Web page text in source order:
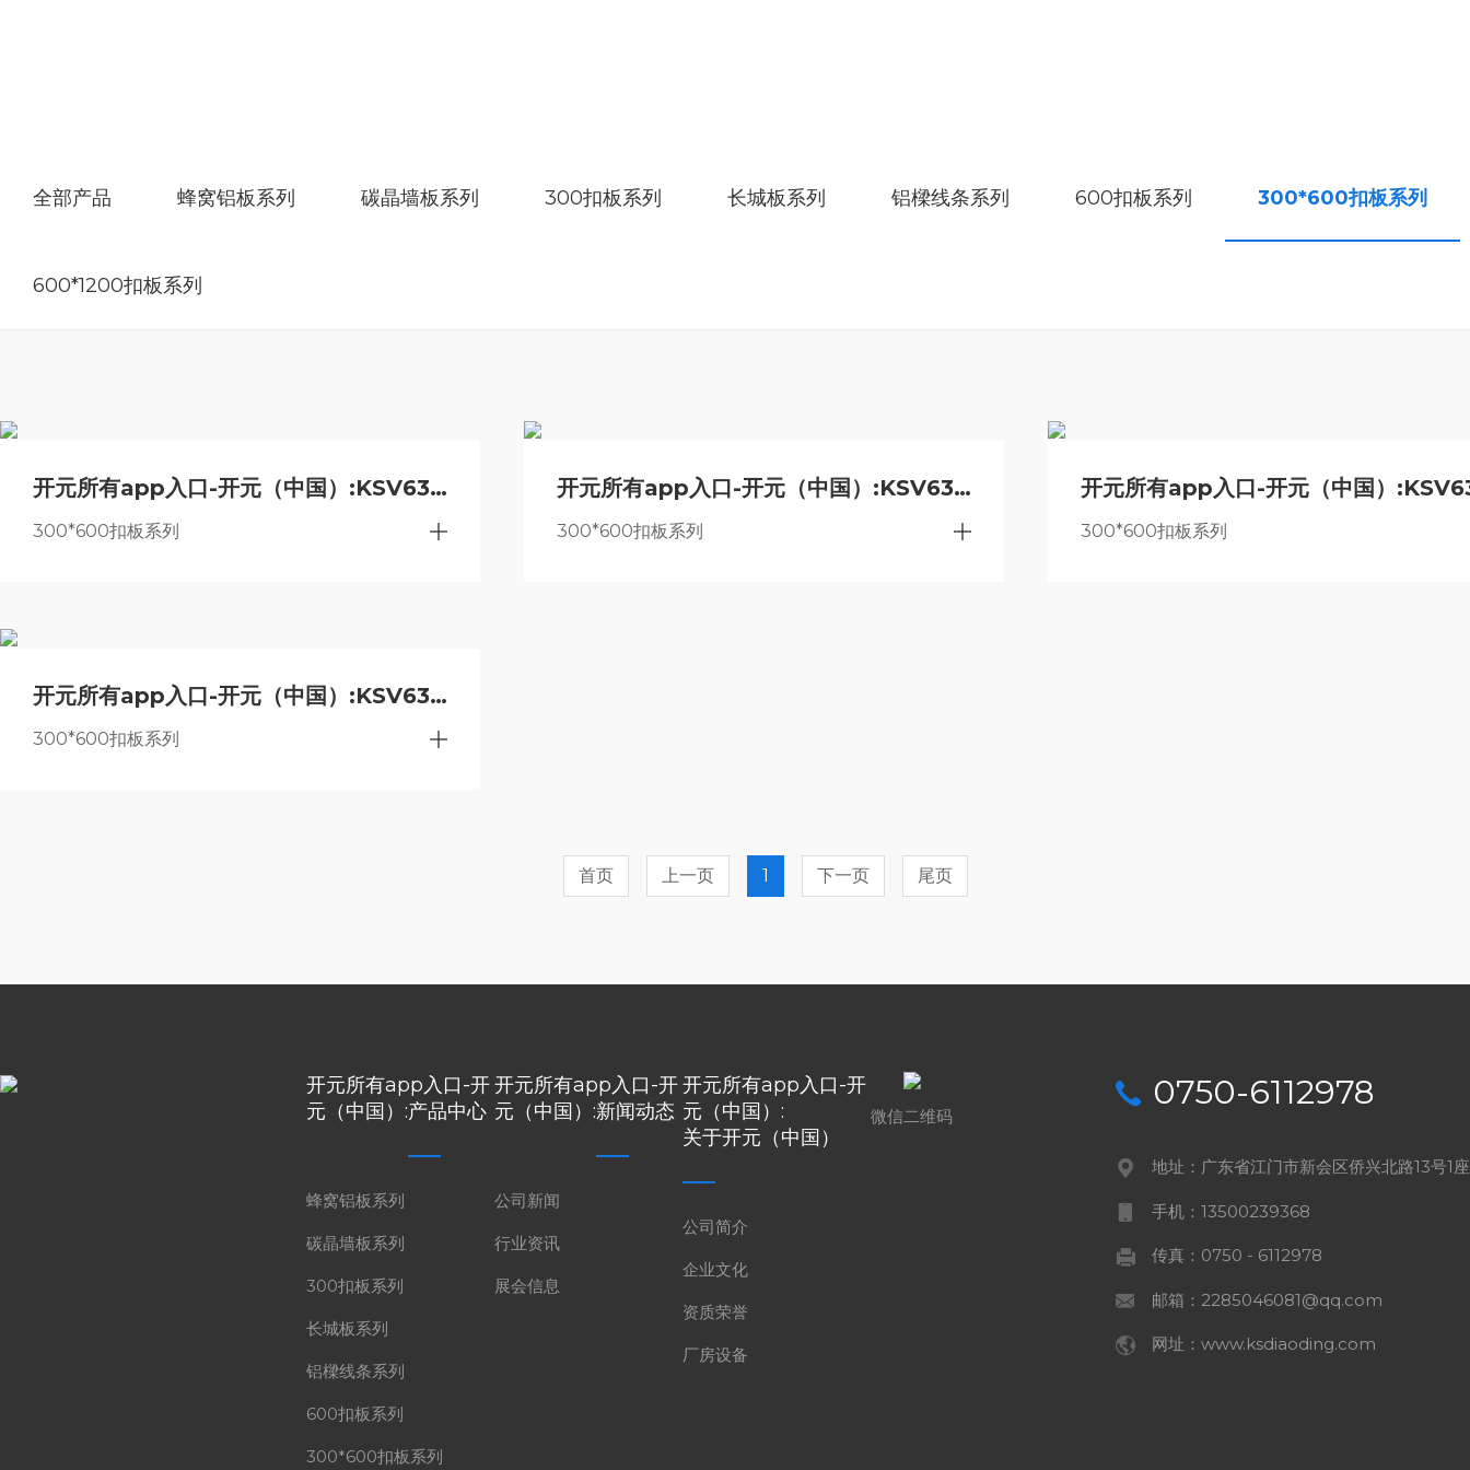
全部产品 蜂窝铝板系列 碳晶墙板系列 300扣板系列 长城板系列 铝樑线条系列 600扣板系列 300*600扣板系列
600*1200扣板系列
开元所有app入口-开元（中国）:KSV63005 月鸣风清
300*600扣板系列
开元所有app入口-开元（中国）:KSV63004 玉海仁声
300*600扣板系列
开元所有app入口-开元（中国）:KSV63003 星耀
300*600扣板系列
开元所有app入口-开元（中国）:KSV63001 哑白（无边）
300*600扣板系列
首页 上一页 1 下一页 尾页
开元所有app入口-开
元（中国）:产品中心
蜂窝铝板系列
碳晶墙板系列
300扣板系列
长城板系列
铝樑线条系列
600扣板系列
300*600扣板系列
开元所有app入口-开
元（中国）:新闻动态
公司新闻
行业资讯
展会信息
开元所有app入口-开
元（中国）:
关于开元（中国）
公司简介
企业文化
资质荣誉
厂房设备
微信二维码
0750-6112978
地址：广东省江门市新会区侨兴北路13号1
手机：13500239368
传真：0750 - 6112978
邮箱：2285046081@qq.com
网址：www.ksdiaoding.com